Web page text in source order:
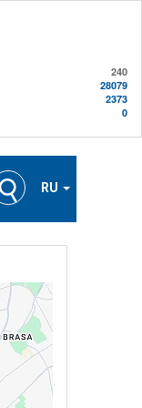
240
28079
2373
0
RU